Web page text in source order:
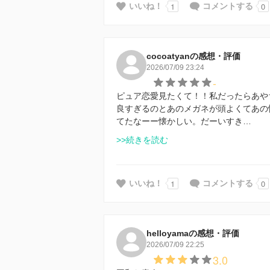
いいね！ 1 コメントする 0
cocoatyanの感想・評価
2026/07/09 23:24
-
ピュア恋愛見たくて！！私だったらあ
良すぎるのとあのメガネが頭よくてあ
てたなーー懐かしい。だーいすき…
>>続きを読む
いいね！ 1 コメントする 0
helloyamaの感想・評価
2026/07/09 22:25
3.0